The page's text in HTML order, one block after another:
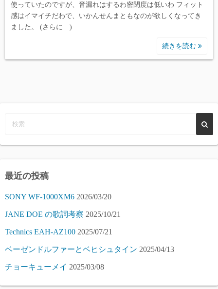
使っていたのですが、音漏れはするわ密閉度は低いわ フィット
感はイマイチだわで、いかんせんまともなのが欲しくなってき
ました。 (さらに…)…
続きを読む
最近の投稿
SONY WF-1000XM6 2026/03/20
JANE DOE の歌詞考察 2025/10/21
Technics EAH-AZ100 2025/07/21
ベーゼンドルファーとベヒシュタイン 2025/04/13
チョーキューメイ 2025/03/08